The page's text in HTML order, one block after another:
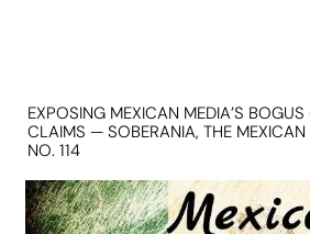
EXPOSING MEXICAN MEDIA’S
CLAIMS — SOBERANIA, THE
NO. 114